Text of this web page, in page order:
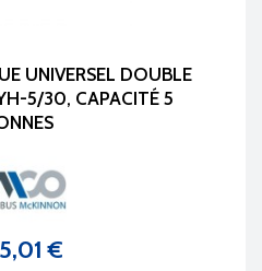
UNIVERSEL DOUBLE
5/30, CAPACITÉ 5
Prix €